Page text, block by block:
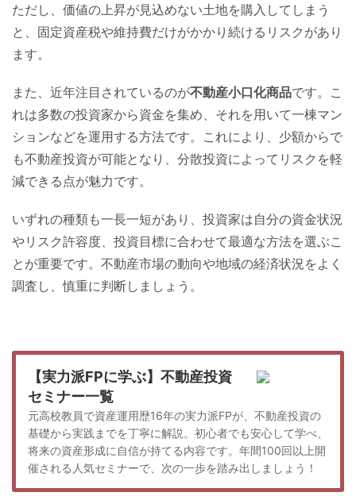
ただし、価値の上昇が見込めない土地を購入してしまう
と、固定資産税や維持費だけがかかり続けるリスクがあり
ます。
また、近年注目されているのが不動産小口化商品です。こ
れは多数の投資家から資金を集め、それを用いて一棟マン
ションなどを運用する方法です。これにより、少額からで
も不動産投資が可能となり、分散投資によってリスクを軽
減できる点が魅力です。
いずれの種類も一長一短があり、投資家は自分の資金状況
やリスク許容度、投資目標に合わせて最適な方法を選ぶこ
とが重要です。不動産市場の動向や地域の経済状況をよく
調査し、慎重に判断しましょう。
【実力派FPに学ぶ】不動産投資
セミナー一覧
元高校教員で資産運用歴16年の実力派FPが、不動産投資の
基礎から実践までを丁寧に解説。初心者でも安心して学べ、
将来の資産形成に自信が持てる内容です。年間100回以上開
催される人気セミナーで、次の一歩を踏み出しましょう！